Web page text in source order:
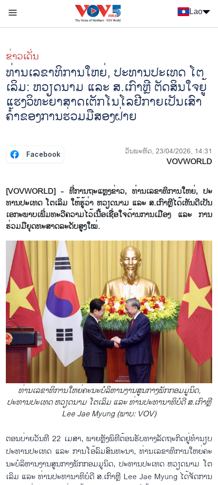
Lao
ຂ່າວເດັ່ນ
ທ່ານ​ເລ​ຂາ​ທິ​ການ​ໃຫຍ່, ປະ​ທານ​ປະ​ເທດ ໂຕ​
ເລິມ: ຫວຽດ​ນາມ ແລະ ສ.ເກົາຫຼີ ຕັດ​ສິນ​ໃຈ​ຍູ້​
ແຮງວິ​ທະ​ຍາ​ສາດ​ເຕັກ​ໂນ​ໂລ​ຢີ​ກາຍ​ເປັນ​ເສົາ​
ຄ້ຳ​ຂອງ​ການ​ຮ່ວມ​ມື​ສອງ​ຝ່າຍ
Facebook ວັນພະຫັດ, 23/04/2026, 14:31
VOVWORLD
[VOVWORLD] - ທີ່​ການ​ຖະ​ແຫຼງ​ຂ່າວ, ທ່ານ​ເລ​ຂາ​ທິ​ການ​ໃຫຍ່, ປະ​
ທານ​ປະ​ເທດ ໂຕ​ເລິມ ໃຫ້​ຮູ້​ວ່າ ຫວຽດ​ນາມ ແລະ ສ.ເກົາຫຼີ​ໄດ້​ເຫັນ​ດີ​ເປັນ​
ເອ​ກະ​ພາບ​ເພີ່ມ​ທະ​ວີ​ຄວາ​ມ​ໄວ້​ເນື້ອ​ເຊື່ອ​ໃຈ​ດ້ານ​ການ​ເມືອງ ແລະ ການ​
ຮ່ວມ​ມື​ຍຸດ​ທະ​ສາດ​ລະ​ດັບ​ສູງ​ໃໝ່.
ທ່ານເລຂາທິການໃຫຍ່ຄະນະບໍລິຫານງານສູນກາງພັກກອມມູນິດ,
ປະທານປະເທດ ຫວຽດນາມ ໂຕເລິມ ແລະ ທ່ານປະທານາທິບໍດີ ສ.ເກົາຫຼີ
Lee Jae Myung (ພາບ: VOV)
ຕອນ​ບ່າຍ​ວັນ​ທີ 22 ເມ​ສາ, ພາຍຫຼັງ​ພິ​ທີ​ຕ້ອນ​ຮັບ​ທາງ​ລັດ​ຖະ​ກິ​ດ​ຢູ່​ທຳ​ນຽບ​
ປະ​ທານ​ປະ​ເທດ ແລະ ການໂອ້​ລົມ​ສົນ​ທະ​ນາ, ທ່ານ​ເລ​ຂາ​ທິ​ການ​ໃຫຍ່ຄະ​
ນະ​ບໍ​ລິ​ຫານ​ງານ​ສູນ​ກາງ​ພັກ​ກອມ​ມູ​ນິດ, ປະ​ທານ​ປະ​ເທດ ຫວຽດ​ນາມ ໂຕ​
ເລິມ ແລະ ທ່ານ​ປະ​ທາ​ນາ​ທິ​ບໍ​ດີ ສ.ເກົາຫຼີ Lee Jae Myung ໄດ້​ຈັດ​ການ​